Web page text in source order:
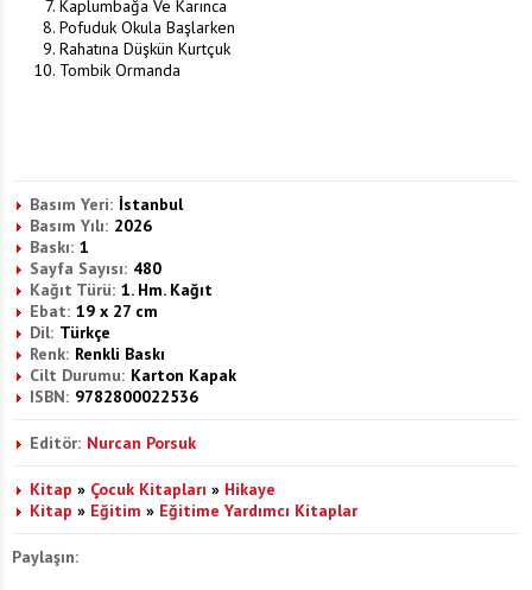
Kaplumbağa Ve Karınca
Pofuduk Okula Başlarken
Rahatına Düşkün Kurtçuk
Tombik Ormanda
Basım Yeri: İstanbul
Basım Yılı: 2026
Baskı: 1
Sayfa Sayısı: 480
Kağıt Türü: 1. Hm. Kağıt
Ebat: 19 x 27 cm
Dil: Türkçe
Renk: Renkli Baskı
Cilt Durumu: Karton Kapak
ISBN: 9782800022536
Editör: Nurcan Porsuk
Kitap » Çocuk Kitapları » Hikaye
Kitap » Eğitim » Eğitime Yardımcı Kitaplar
Paylaşın: